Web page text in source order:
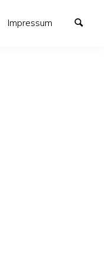
Impressum